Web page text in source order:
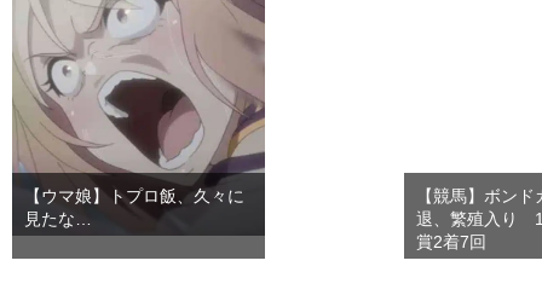
【ウマ娘】トプロ飯、久々に
見たな…
【競馬】ボン
退、繁殖入り
賞2着7回